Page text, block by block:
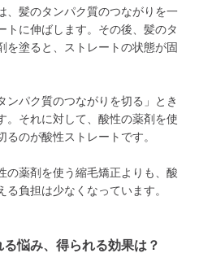
、髪のタンパク質のつながりを一
トに伸ばします。その後、髪のタ
を塗ると、ストレートの状態が固
ンパク質のつながりを切る」とき
。それに対して、酸性の薬剤を使
のが酸性ストレートです。
の薬剤を使う縮毛矯正よりも、酸
負担は少なくなっています。
悩み、得られる効果は？